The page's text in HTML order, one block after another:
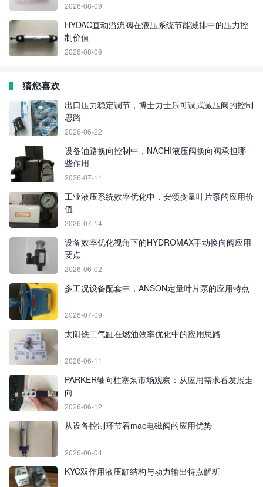
2026-08-09
HYDAC直动溢流阀在液压系统节能减排中的压力控
制价值
2026-08-09
猜您喜欢
出口压力稳定调节，博士力士乐可调式减压阀的控制
思路
2026-06-22
设备油路换向控制中，NACHI液压阀换向阀承担哪
些作用
2026-07-11
工业液压系统效率优化中，安颂变量叶片泵的应用价
值
2026-07-14
设备效率优化视角下的HYDROMAX手动换向阀应用
要点
2026-06-02
多工况设备配套中，ANSON定量叶片泵的应用特点
2026-07-09
太阳铁工气缸在燃油效率优化中的应用思路
2026-06-11
PARKER轴向柱塞泵市场观察：从应用需求看发展走
向
2026-06-12
从设备控制环节看mac电磁阀的应用优势
2026-06-04
KYC双作用液压缸结构与动力输出特点解析